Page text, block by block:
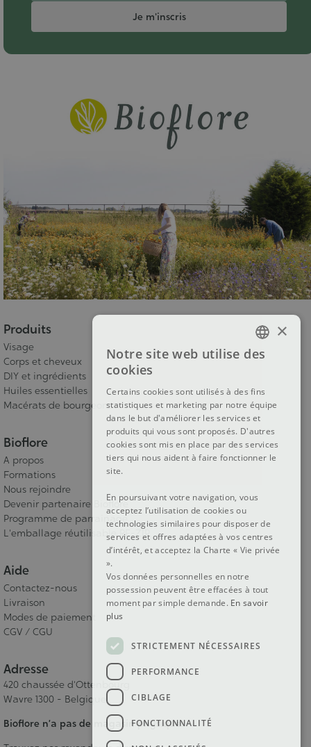
Produits
Visage
Corps et cheveux
DIY et ingrédients
Huiles essentielles
Macérats de bourgeons
Bioflore
A propos
Formations
Nous rejoindre
Devenir partenaire Bioflore
Programme de parrainage
L'emballage réutilisable RE-ZIP
Aide
Contactez-nous
Livraison
Modes de paiement
CGV / CGU
Adresse
420 chaussée d'Ottenbourg
Wavre 1300 - Belgique
Bioflore n’a pas de magasin physique.
Je m'inscris
FRENCH
ENGLISH
×
Notre site web utilise des
cookies
Certains cookies sont utilisés à des fins
statistiques et marketing par notre équipe
dans le but d'améliorer les services et
produits qui vous sont proposés. D'autres
cookies sont mis en place par des services
tiers qui nous aident à faire fonctionner le
site.
En poursuivant votre navigation, vous
acceptez l’utilisation de cookies ou
technologies similaires pour disposer de
services et offres adaptées à vos centres
d’intérêt, et acceptez la Charte « Vie privée
».
Vos données personnelles en notre
possession peuvent être effacées à tout
moment par simple demande. En savoir
plus
STRICTEMENT NÉCESSAIRES
PERFORMANCE
CIBLAGE
FONCTIONNALITÉ